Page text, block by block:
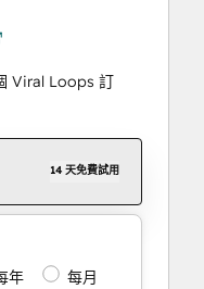
Viral Loops 訂
14 天免費試用
年 每月